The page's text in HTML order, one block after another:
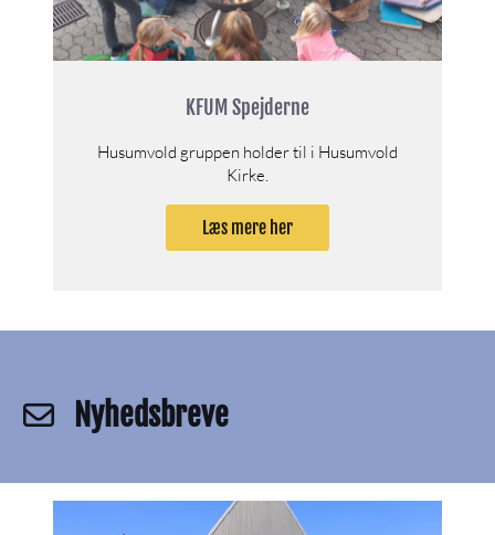
KFUM Spejderne
Husumvold gruppen holder til i Husumvold
Kirke.
Læs mere her
 Nyhedsbreve